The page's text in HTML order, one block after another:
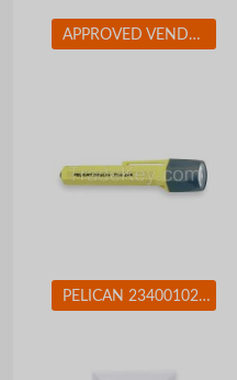
APPROVED VENDOR 1NWZ7 Solid Rubber Whl 10 In 450 lb
PELICAN 2340010245G Flashlight Xenon Yellow 10 L AA